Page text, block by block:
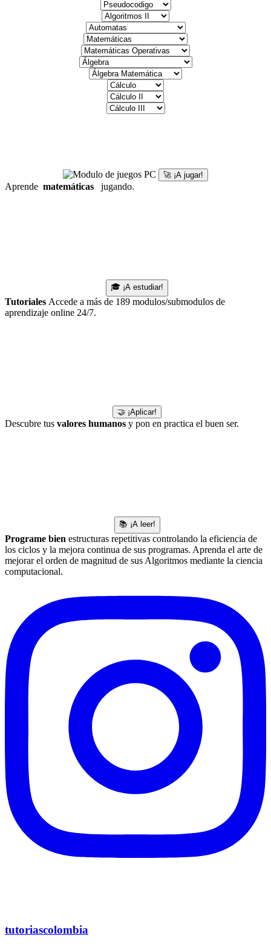
🚀 ¡A jugar!
Aprende matemáticas jugando.
🎓 ¡A estudiar!
Tutoriales Accede a más de 189 modulos/submodulos de
aprendizaje online 24/7.
🤝 ¡Aplicar!
Descubre tus valores humanos y pon en practica el buen ser.
📚 ¡A leer!
Programe bien estructuras repetitivas controlando la eficiencia de
los ciclos y la mejora continua de sus programas. Aprenda el arte de
mejorar el orden de magnitud de sus Algoritmos mediante la ciencia
computacional.
tutoriascolombia